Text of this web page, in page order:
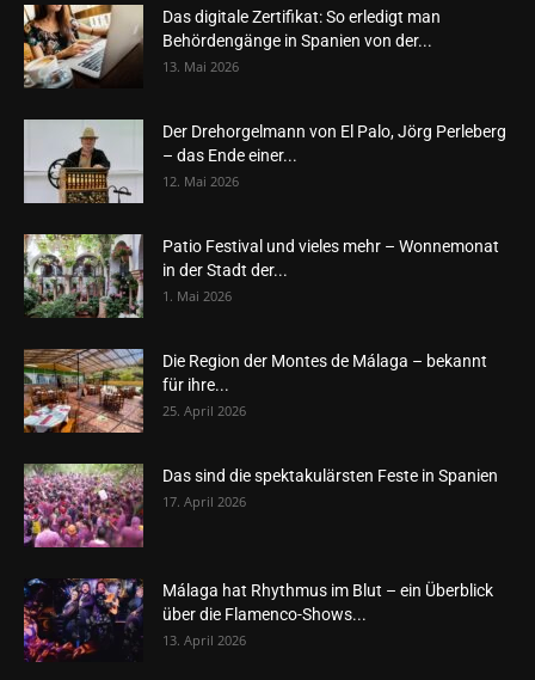
Das digitale Zertifikat: So erledigt man
Behördengänge in Spanien von der...
13. Mai 2026
Der Drehorgelmann von El Palo, Jörg Perleberg
– das Ende einer...
12. Mai 2026
Patio Festival und vieles mehr – Wonnemonat
in der Stadt der...
1. Mai 2026
Die Region der Montes de Málaga – bekannt
für ihre...
25. April 2026
Das sind die spektakulärsten Feste in Spanien
17. April 2026
Málaga hat Rhythmus im Blut – ein Überblick
über die Flamenco-Shows...
13. April 2026